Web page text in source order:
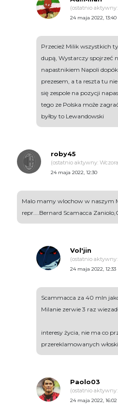
(ostatnio aktywny:
24 maja 2022, 13:40
Przecież Milik wszystkich
dupą, Wystarczy spojrzeć
napastnikiem Napoli
prezesem, a ta reszta tu
się zespole na pozycji
tego ze Polska może
byłby to Lewandowski
roby45
(ostatnio aktywny:
24 maja 2022, 12:30
Malo mamy wlochow w naszym
repr....Bernard Scamacca
Vol'jin
(ostatnio
24 maja 2022, 12:33
Scammacca za 40 mln
Milanie zerwie 3 raz
interesy życia, nie ma co
przereklamowanych
Paolo03
(ostatnio
24 maja 2022, 16:02